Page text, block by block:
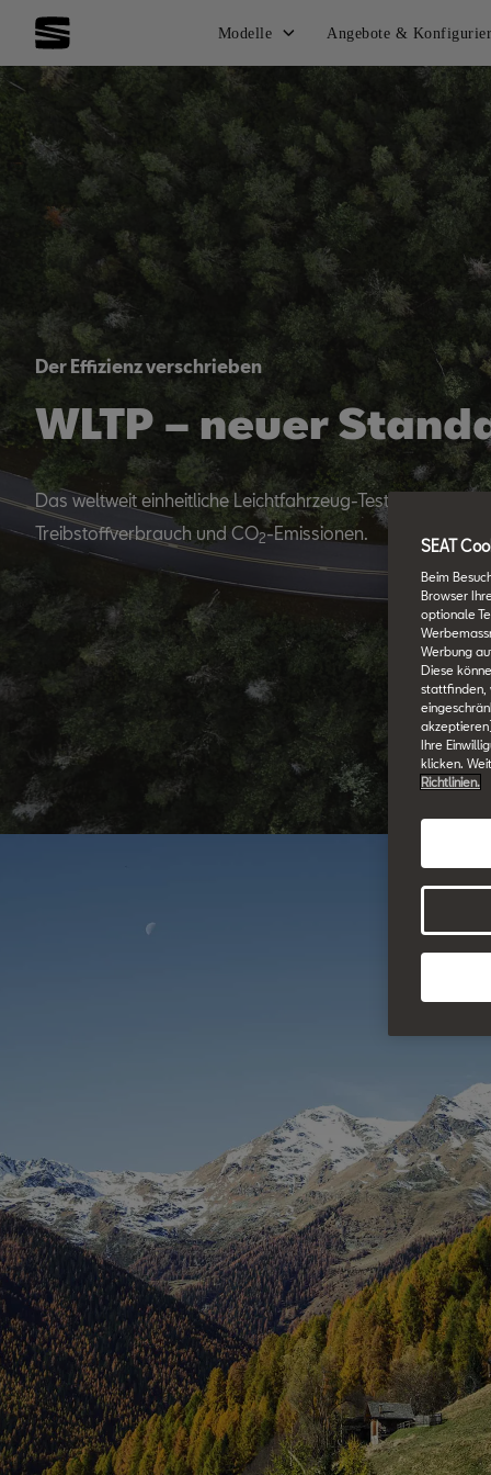
Modelle Angebote &
Der Effizienz verschrieben
WLTP – neuer
Das weltweit einheitliche Leichtfahrzeug-Testverfahren
Treibstoffverbrauch und CO2-Emissionen.
SEAT
Beim
Browser
optionale
Werbung
Diese
stattfinden,
Ihre
klicken.
Richtlinien.